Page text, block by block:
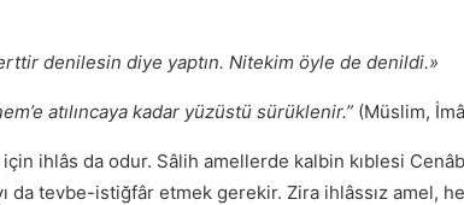
denilesin diye yaptın. Nitekim öyle de denildi.»
atılıncaya kadar yüzüstü sürüklenir.” (Müslim,
ihlâs da odur. Sâlih amellerde kalbin kıblesi
da tevbe-istiğfâr etmek gerekir. Zira ihlâssız amel,